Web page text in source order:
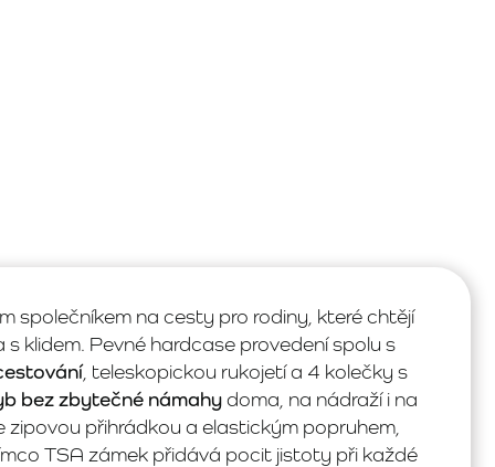
společníkem na cesty pro rodiny, které chtějí
klidem. Pevné hardcase provedení spolu s
, teleskopickou rukojetí a 4 kolečky s
bez zbytečné námahydoma, na nádraží i na
zipovou přihrádkou a elastickým popruhem,
TSA zámek přidává pocit jistoty při každé